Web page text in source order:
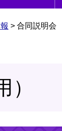
> 合同説明会